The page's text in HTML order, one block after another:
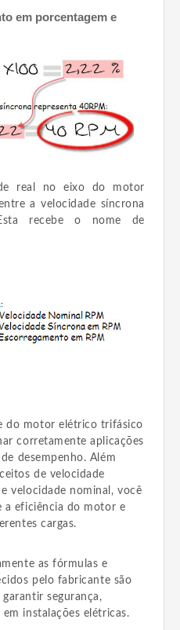
em porcentagem e
real no eixo do motor
a velocidade síncrona
recebe o nome de
do motor elétrico trifásico
corretamente aplicações
desempenho. Além
de velocidade
velocidade nominal, você
a eficiência do motor e
cargas.
as fórmulas e
pelo fabricante são
segurança,
instalações elétricas.